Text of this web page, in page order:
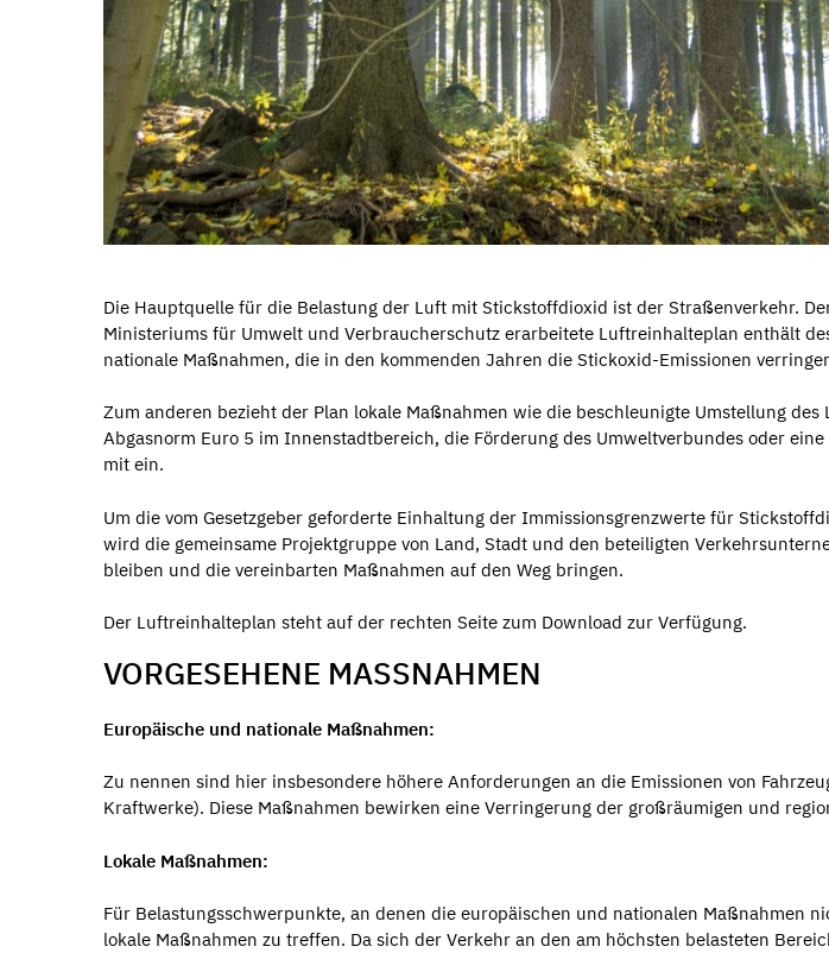
Die Hauptquelle für die Belastung der Luft mit Stickstoffdioxid ist der Straßenverkehr.
Ministeriums für Umwelt und Verbraucherschutz erarbeitete Luftreinhalteplan enthält
nationale Maßnahmen, die in den kommenden Jahren die Stickoxid-Emissionen
Zum anderen bezieht der Plan lokale Maßnahmen wie die beschleunigte Umstellung
Abgasnorm Euro 5 im Innenstadtbereich, die Förderung des Umweltverbundes oder
mit ein.
Um die vom Gesetzgeber geforderte Einhaltung der Immissionsgrenzwerte für
wird die gemeinsame Projektgruppe von Land, Stadt und den beteiligten
bleiben und die vereinbarten Maßnahmen auf den Weg bringen.
Der Luftreinhalteplan steht auf der rechten Seite zum Download zur Verfügung.
VORGESEHENE MASSNAHMEN
Europäische und nationale Maßnahmen:
Zu nennen sind hier insbesondere höhere Anforderungen an die Emissionen von
Kraftwerke). Diese Maßnahmen bewirken eine Verringerung der großräumigen und
Lokale Maßnahmen:
Für Belastungsschwerpunkte, an denen die europäischen und nationalen Maßnahmen
lokale Maßnahmen zu treffen. Da sich der Verkehr an den am höchsten belasteten